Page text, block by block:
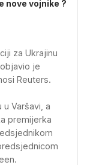
nove vojnike ?
za Ukrajinu
je
Reuters.
Varšavi, a
premijerka